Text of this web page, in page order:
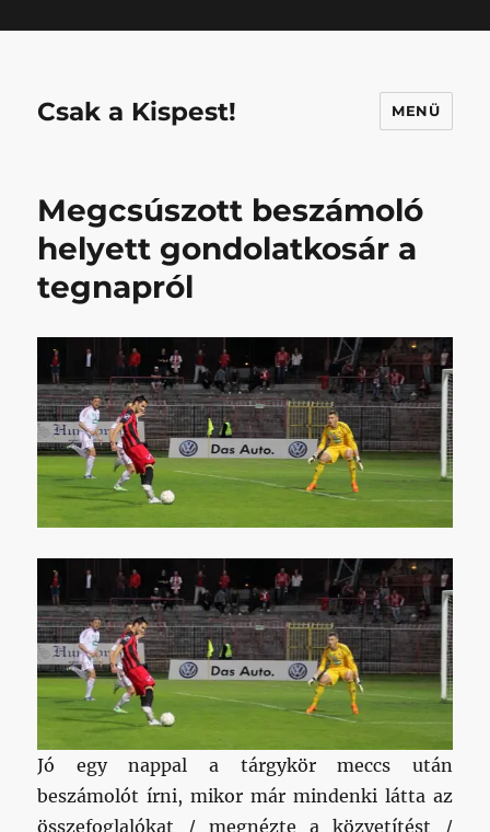
Csak a Kispest! MENÜ
Megcsúszott beszámoló
helyett gondolatkosár a
tegnapról
Jó egy nappal a tárgykör meccs után
beszámolót írni, mikor már mindenki látta az
összefoglalókat / megnézte a közvetítést /